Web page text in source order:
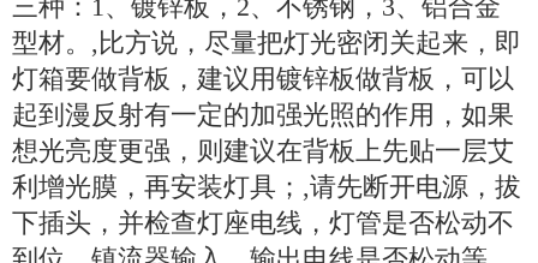
三种：1、镀锌板，2、不锈钢，3、铝合金
型材。,比方说，尽量把灯光密闭关起来，即
灯箱要做背板，建议用镀锌板做背板，可以
起到漫反射有一定的加强光照的作用，如果
想光亮度更强，则建议在背板上先贴一层艾
利增光膜，再安装灯具；,请先断开电源，拔
下插头，并检查灯座电线，灯管是否松动不